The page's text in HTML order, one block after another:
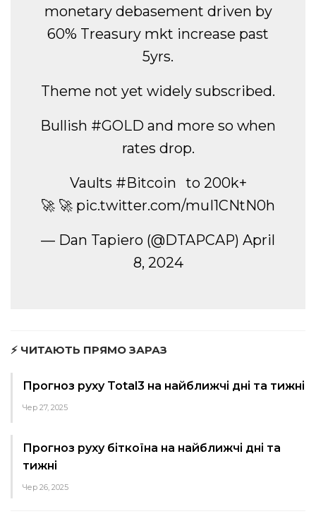
monetary debasement driven by
60% Treasury mkt increase past
5yrs.
Theme not yet widely subscribed.
Bullish #GOLD and more so when
rates drop.
Vaults #Bitcoin to 200k+
🚀 🚀 pic.twitter.com/muI1CNtN0h
— Dan Tapiero (@DTAPCAP) April
8, 2024
⚡ ЧИТАЮТЬ ПРЯМО ЗАРАЗ
Прогноз руху Total3 на найближчі дні та тижні
Чер 27, 2025
Прогноз руху біткоїна на найближчі дні та
тижні
Чер 26, 2025